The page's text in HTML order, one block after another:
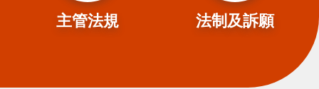
主管法規 法制及訴願